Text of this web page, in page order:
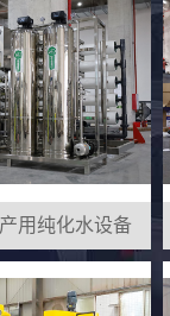
用纯化水设备